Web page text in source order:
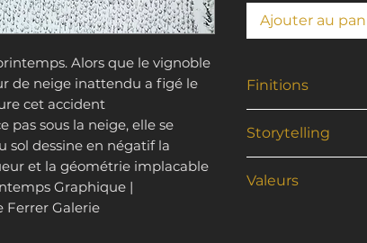
Alors que le vignoble
de neige inattendu a figé le
cet accident
pas sous la neige, elle se
sol dessine en négatif la
et la géométrie implacable
Graphique |
Ferrer Galerie
Ajouter au
Finitions
Minimalisme &
La
contrecollé à
Storytelling
plus un metteur
Valeurs